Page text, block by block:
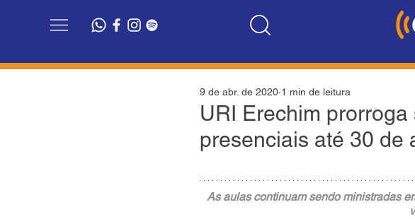
URI Erechim
presenciais até 30 de
9 de abr. de 2020 1 min de leitura
As aulas continuam sendo ministradas